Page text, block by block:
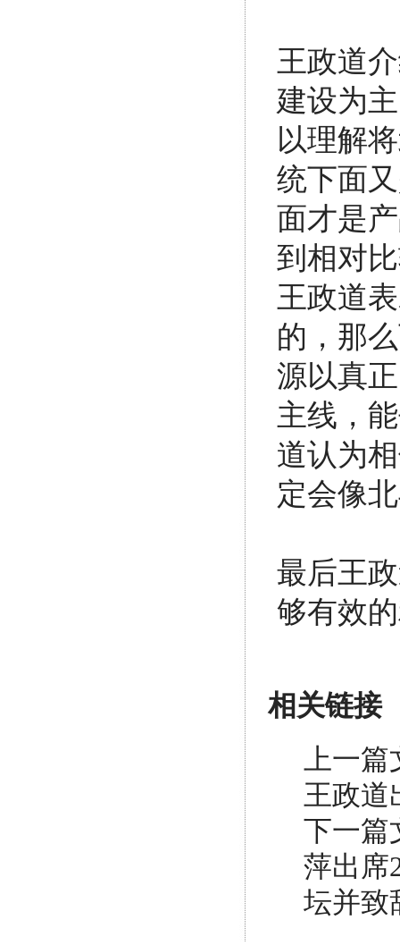
王政道
建设为
以理解
统下面
面才是
到相对
王政道
的，那
源以真
主线，
道认为
定会像
最后王
够有效
相关链接
上一
王政道
下一篇
萍出席
坛并致